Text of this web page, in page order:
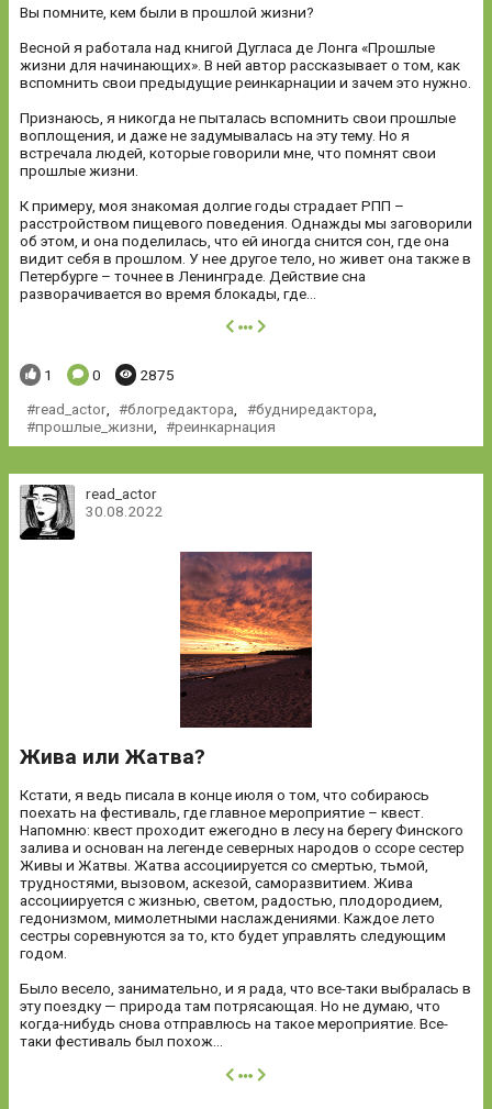
Вы помните, кем были в прошлой жизни?
Весной я работала над книгой Дугласа де Лонга «Прошлые
жизни для начинающих». В ней автор рассказывает о том, как
вспомнить свои предыдущие реинкарнации и зачем это нужно.
Признаюсь, я никогда не пыталась вспомнить свои прошлые
воплощения, и даже не задумывалась на эту тему. Но я
встречала людей, которые говорили мне, что помнят свои
прошлые жизни.
К примеру, моя знакомая долгие годы страдает РПП –
расстройством пищевого поведения. Однажды мы заговорили
об этом, и она поделилась, что ей иногда снится сон, где она
видит себя в прошлом. У нее другое тело, но живет она также в
Петербурге – точнее в Ленинграде. Действие сна
разворачивается во время блокады, где...
далее
Понравилось:
1 Комментариев:
0 Просмотров:
2875
read_actor, блогредактора будниредактора
прошлые_жизни
реинкарнация
read_actor
30.08.2022
Жива или Жатва?
Кстати, я ведь писала в конце июля о том, что собираюсь
поехать на фестиваль, где главное мероприятие – квест.
Напомню: квест проходит ежегодно в лесу на берегу Финского
залива и основан на легенде северных народов о ссоре сестер
Живы и Жатвы. Жатва ассоциируется со смертью, тьмой,
трудностями, вызовом, аскезой, саморазвитием. Жива
ассоциируется с жизнью, светом, радостью, плодородием,
гедонизмом, мимолетными наслаждениями. Каждое лето
сестры соревнуются за то, кто будет управлять следующим
годом.
Было весело, занимательно, и я рада, что все-таки выбралась в
эту поездку — природа там потрясающая. Но не думаю, что
когда-нибудь снова отправлюсь на такое мероприятие. Все-
таки фестиваль был похож...
далее